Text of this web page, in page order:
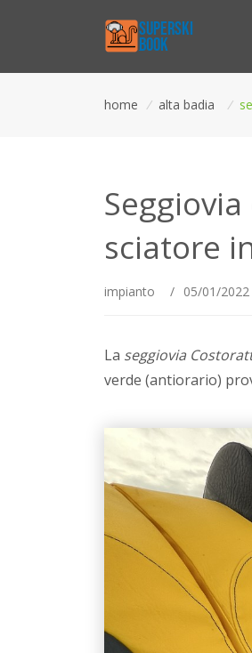
home / alta badia /
sciatore
impianto / 05/01/2022
La seggiovia
verde (antiorario)